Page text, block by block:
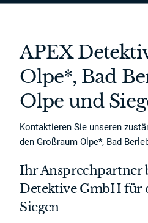
APEX
Olpe*, Bad
Olpe und
Kontaktieren Sie unseren
den Großraum Olpe*, Bad
Ihr Ansprechpartner
Detektive GmbH für
Siegen